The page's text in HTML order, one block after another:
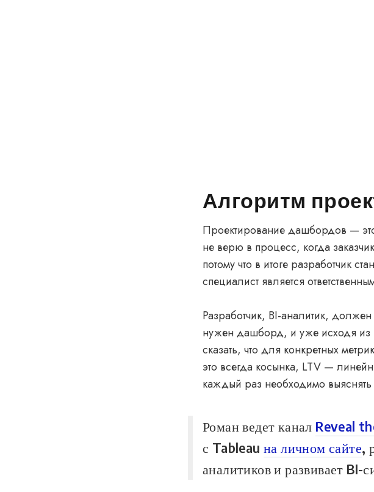
Алгоритм
Проектирование дашбордов —
не верю в процесс, когда
потому что в итоге разработчик
специалист является
Разработчик, BI-аналитик,
нужен дашборд, и уже исходя
сказать, что для конкретных
это всегда косынка, LTV —
каждый раз необходимо выяснять
Роман ведет канал Reveal
с Tableau на личном сайте,
аналитиков и развивает BI-